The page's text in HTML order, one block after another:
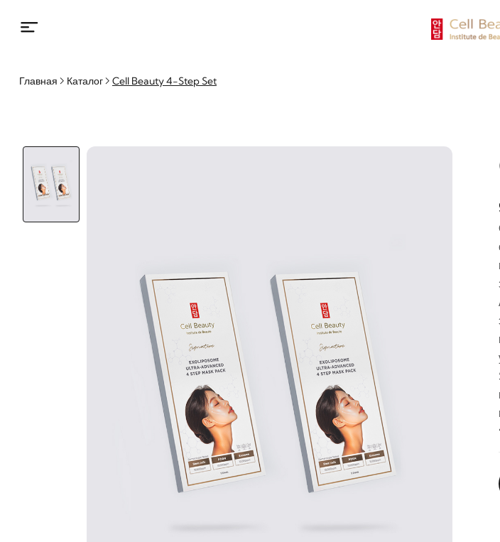
Главная Каталог Cell Beauty 4-Step Set